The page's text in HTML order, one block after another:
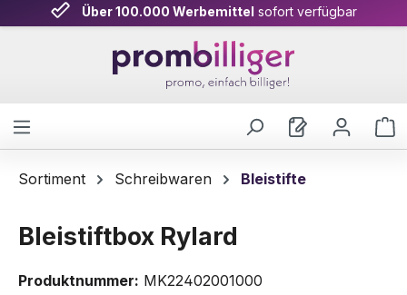
Zum Hauptinhalt springen
Über 100.000 Werbemittel sofort verfügbar
Sortiment Schreibwaren Bleistifte
Bleistiftbox Rylard
Produktnummer: MK22402001000